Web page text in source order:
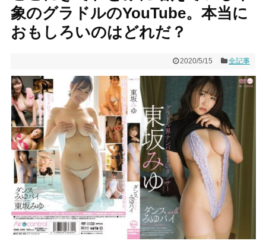
象のグラドルのYouTube。本当に
おもしろいのはどれだ？
2020/5/15 全記事